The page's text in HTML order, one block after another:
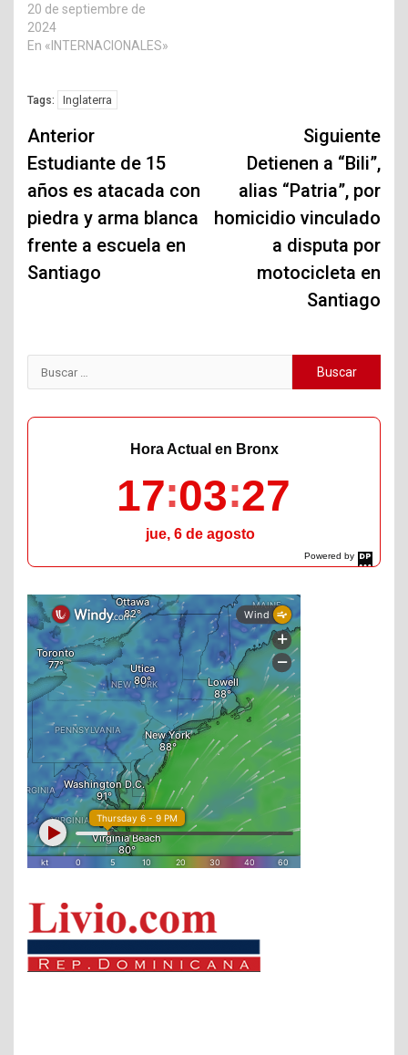
20 de septiembre de
2024
En «INTERNACIONALES»
Tags: Inglaterra
Navegación
de
entradas
Anterior
Estudiante de 15
años es atacada con
piedra y arma blanca
frente a escuela en
Santiago
Siguiente
Detienen a “Bili”,
alias “Patria”, por
homicidio vinculado
a disputa por
motocicleta en
Santiago
Buscar:
Powered by
DaysPedia.com
Hora Actual en Bronx
17 03 28
jue, 6 de agosto